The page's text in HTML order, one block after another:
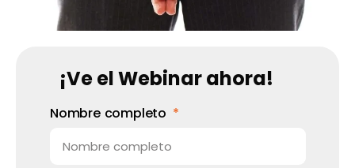
¡Ve el Webinar ahora!
Nombre completo